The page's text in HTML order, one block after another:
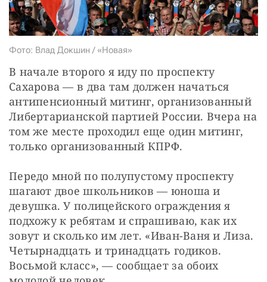
Фото: Влад Докшин / «Новая»
В начале второго я иду по проспекту
Сахарова — в два там должен начаться
антипенсионный митинг, организованный
Либертарианской партией России. Вчера на
том же месте проходил еще один митинг,
только организованный КПРФ.
Передо мной по полупустому проспекту
шагают двое школьников — юноша и
девушка. У полицейского ограждения я
подхожу к ребятам и спрашиваю, как их
зовут и сколько им лет. «Иван-Ваня и Лиза.
Четырнадцать и тринадцать годиков.
Восьмой класс», — сообщает за обоих
звоните:
+7 (929) 612-03-68